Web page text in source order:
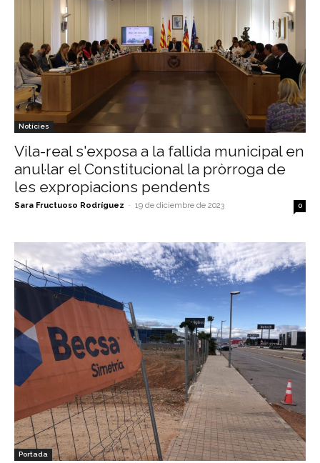
Notícies
Vila-real s'exposa a la fallida municipal en
anul·lar el Constitucional la pròrroga de
les expropiacions pendents
Sara Fructuoso Rodríguez - 19 de diciembre de 2023 0
Portada